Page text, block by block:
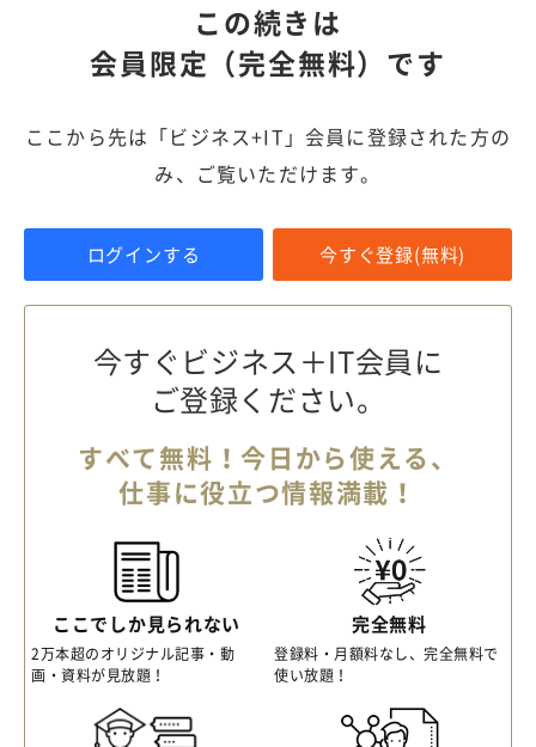
この続きは
会員限定（完全無料）です
ここから先は「ビジネス+IT」会員に登録された方の
み、ご覧いただけます。
ログインする 今すぐ登録(無料)
今すぐビジネス＋IT会員に
ご登録ください。
すべて無料！今日から使える、
仕事に役立つ情報満載！
ここでしか見られない
2万本超のオリジナル記事・動
画・資料が見放題！
完全無料
登録料・月額料なし、完全無料で
使い放題！